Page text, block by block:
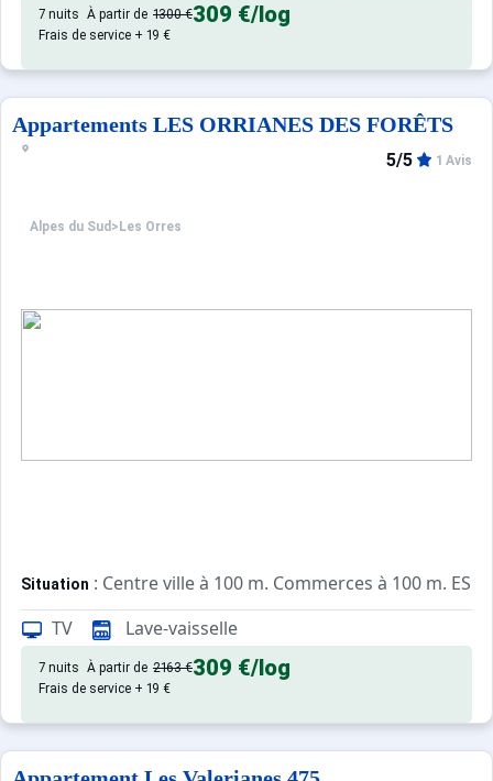
7 nuits À partir de 1300 €309 €/log
Frais de service + 19 €
Appartements LES ORRIANES DES FORÊTS
Alpes du Sud > Les Orres
5/5 1 Avis
Situation : Centre ville à 100 m. Commerces à 100 m. ESF
Appartement de particulier : Appartements confortables et
TV Lave-vaisselle
7 nuits À partir de 2163 €309 €/log
Frais de service + 19 €